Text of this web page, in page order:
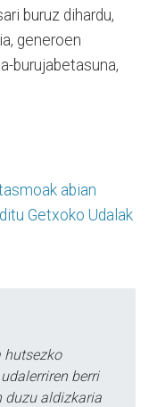
buruz dihardu,
generoen
burujabetasuna,
abian
Getxoko Udalak
hutsezko
berri
duzu aldizkaria